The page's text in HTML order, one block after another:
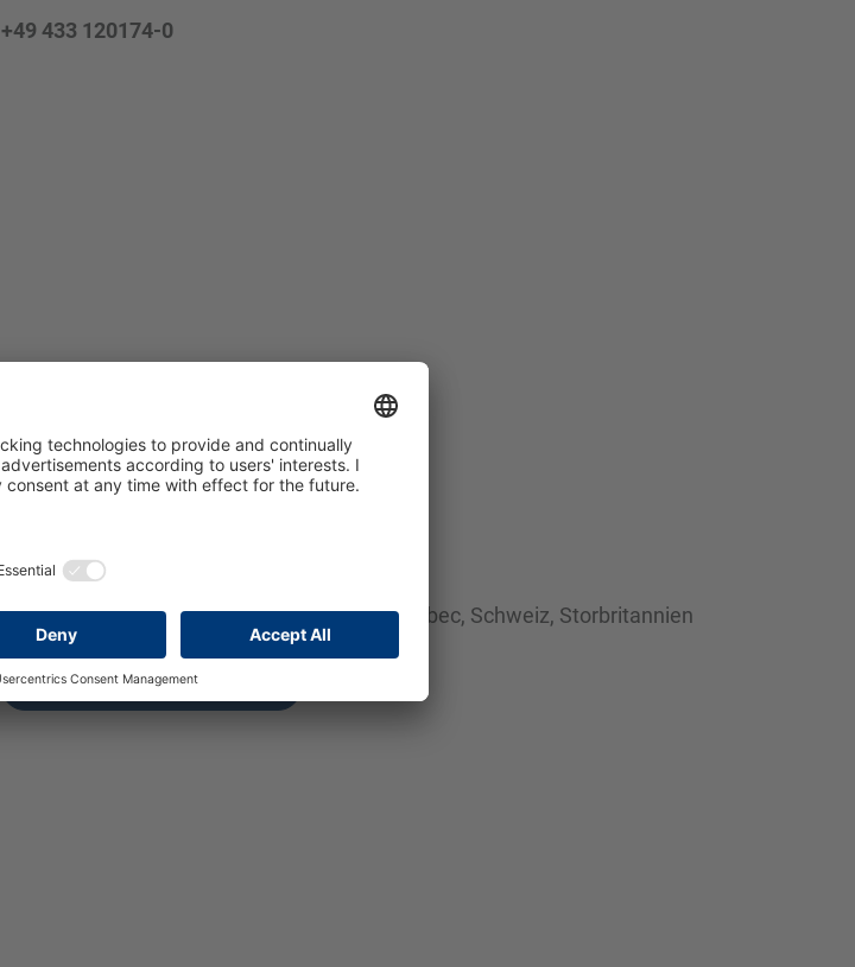
+49 433 120174-0
Flavien Fouqué
Belgien, Frankrike, Luxemburg, Marocko, Quebec, Schweiz, Storbritannien
E-post till Flavien Fouqué